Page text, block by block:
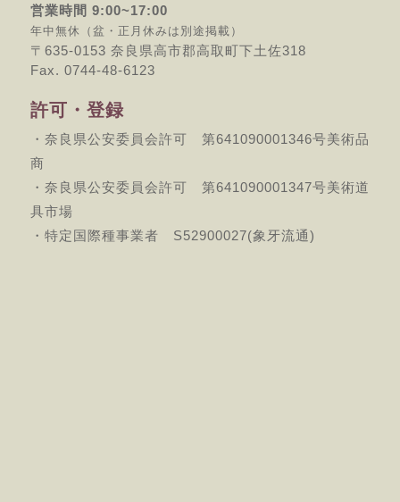
営業時間 9:00~17:00
年中無休（盆・正月休みは別途掲載）
〒635-0153 奈良県高市郡高取町下土佐318
Fax. 0744-48-6123
許可・登録
・奈良県公安委員会許可 第641090001346号美術品
商
・奈良県公安委員会許可 第641090001347号美術道
具市場
・特定国際種事業者 S52900027(象牙流通)